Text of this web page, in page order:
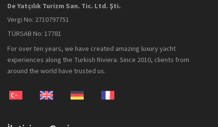
De Yatçılık Turizm San. Tic. Ltd. Şti.
Vergi No: 2710797751
TÜRSAB No: 17781
For over ten years, we have created amazing luxury yacht
experiences along the Turkish Riviera. Since 2010, clients from
around the world have trusted us.